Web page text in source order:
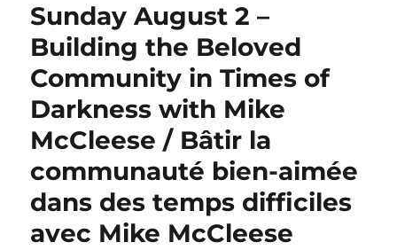
Sunday August 2 –
Building the Beloved
Community in Times of
Darkness with Mike
McCleese / Bâtir la
communauté bien-aimée
dans des temps difficiles
avec Mike McCleese